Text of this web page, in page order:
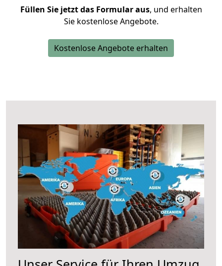
Füllen Sie jetzt das Formular aus, und erhalten
Sie kostenlose Angebote.
Kostenlose Angebote erhalten